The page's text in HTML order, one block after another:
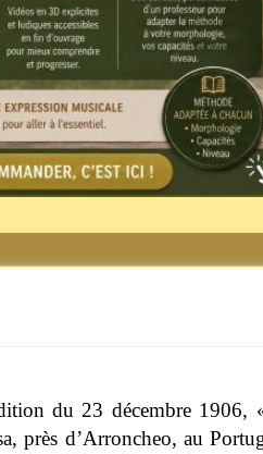
du 23 décembre 1906,
près d’Arroncheo, au